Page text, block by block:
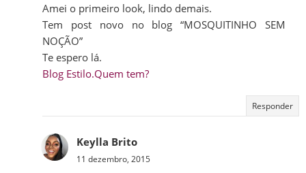
Amei o primeiro look, lindo demais.
Tem post novo no blog “MOSQUITINHO SEM
NOÇÃO”
Te espero lá.
Blog Estilo.Quem tem?
Responder
Keylla Brito
11 dezembro, 2015